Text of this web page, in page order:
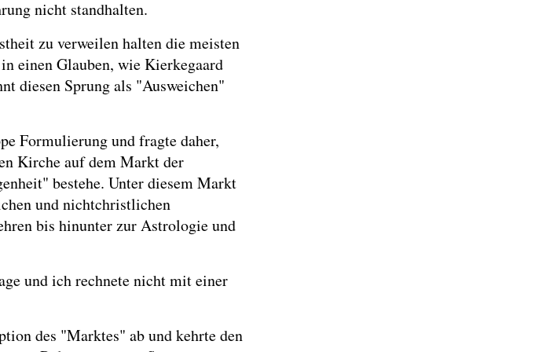
nicht standhalten.
zu verweilen halten die meisten
einen Glauben, wie Kierkegaard
diesen Sprung als "Ausweichen"
Formulierung und fragte daher,
Kirche auf dem Markt der
bestehe. Unter diesem Markt
und nichtchristlichen
bis hinunter zur Astrologie und
und ich rechnete nicht mit einer
des "Marktes" ab und kehrte den